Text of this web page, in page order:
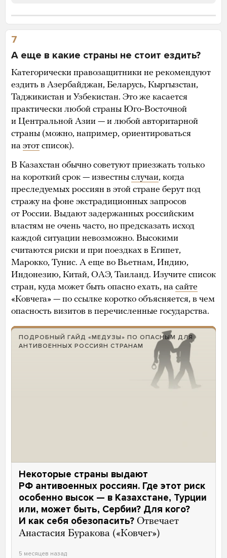
7
А еще в какие страны не стоит ездить?
Категорически правозащитники не рекомендуют
ездить в Азербайджан, Беларусь, Кыргызстан,
Таджикистан и Узбекистан. Это же касается
практически любой страны Юго-Восточной
и Центральной Азии — и любой авторитарной
страны (можно, например, ориентироваться
на этот список).
В Казахстан обычно советуют приезжать только
на короткий срок — известны случаи, когда
преследуемых россиян в этой стране берут под
стражу на фоне экстрадиционных запросов
от России. Выдают задержанных российским
властям не очень часто, но предсказать исход
каждой ситуации невозможно. Высокими
считаются риски и при поездках в Египет,
Марокко, Тунис. А еще во Вьетнам, Индию,
Индонезию, Китай, ОАЭ, Таиланд. Изучите список
стран, куда может быть опасно ехать, на сайте
«Ковчега» — по ссылке коротко объясняется, в чем
опасность визитов в перечисленные государства.
ПОДРОБНЫЙ ГАЙД «МЕДУЗЫ» ПО ОПАСНЫМ ДЛЯ
АНТИВОЕННЫХ РОССИЯН СТРАНАМ
Некоторые страны выдают
РФ антивоенных россиян. Где этот риск
особенно высок — в Казахстане, Турции
или, может быть, Сербии? Для кого?
И как себя обезопасить? Отвечает
Анастасия Буракова («Ковчег»)
5 месяцев назад